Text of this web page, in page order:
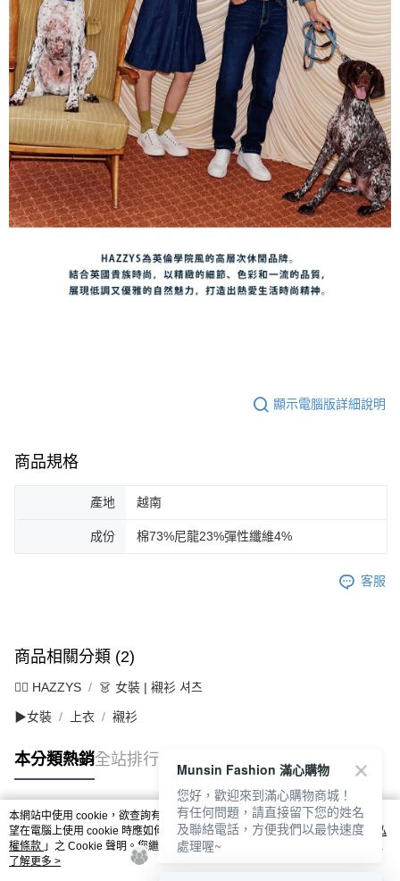
顯示電腦版詳細說明
商品規格
產地 越南
成份 棉73%尼龍23%彈性纖維4%
客服
商品相關分類 (2)
🐕‍🦺 HAZZYS 👗 女裝 | 襯衫 셔츠
▶女裝 上衣 襯衫
本分類熱銷全站排行
熱門標籤
本網站中使用 cookie，欲查詢有關本網站使用 cookie 方式之詳情，及若您不希
望在電腦上使用 cookie 時應如何變更電腦的 cookie 設定，請參閱本網站「
隱私
權條款 」之 Cookie 聲明。您繼續使用本網站即表示您同意本公司得按本網站使
用條款之 Cookie 聲明使用 cookie。
了解更多 >
Munsin Fashion 滿心購物
您好，歡迎來到滿心購物商城！
有任何問題，請直接留下您的姓名
及聯絡電話，方便我們以最快速度
處理喔~